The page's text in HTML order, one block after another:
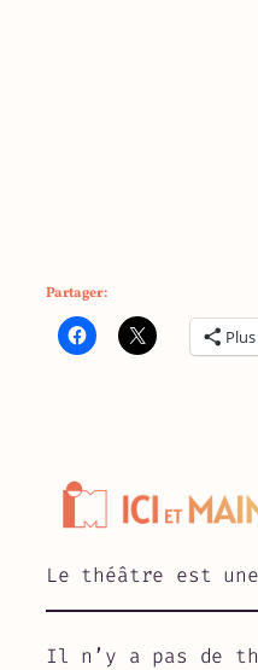
Partager :
Plus
Le théâtre est
Il n’y a pas de